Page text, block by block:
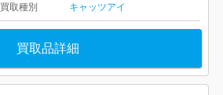
買取種別 キャッツアイ
買取品詳細